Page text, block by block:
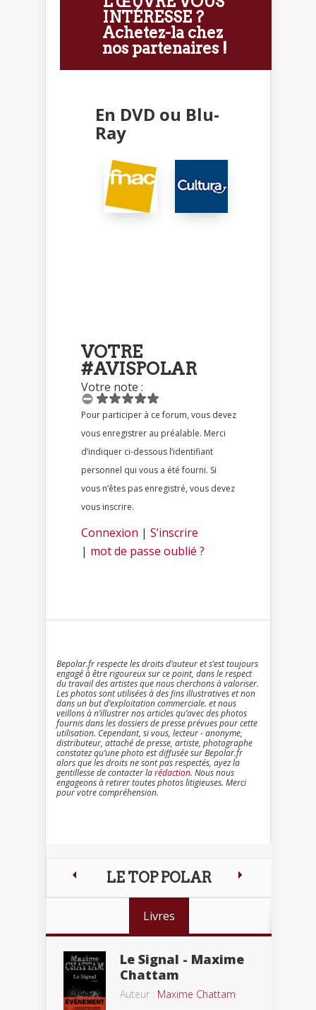
INTÉRESSE ?
Achetez-la chez
nos partenaires !
En DVD ou Blu-
Ray
VOTRE
#AVISPOLAR
Votre note :
Pour participer à ce forum, vous devez
vous enregistrer au préalable. Merci
d’indiquer ci-dessous l’identifiant
personnel qui vous a été fourni. Si
vous n’êtes pas enregistré, vous devez
vous inscrire.
Connexion | S’inscrire
| mot de passe oublié ?
Bepolar.fr respecte les droits d’auteur et s’est toujours
engagé à être rigoureux sur ce point, dans le respect
du travail des artistes que nous cherchons à valoriser.
Les photos sont utilisées à des fins illustratives et non
dans un but d’exploitation commerciale. et nous
veillons à n’illustrer nos articles qu’avec des photos
fournis dans les dossiers de presse prévues pour cette
utilisation. Cependant, si vous, lecteur - anonyme,
distributeur, attaché de presse, artiste, photographe
constatez qu’une photo est diffusée sur Bepolar.fr
alors que les droits ne sont pas respectés, ayez la
gentillesse de contacter larédaction. Nous nous
engageons à retirer toutes photos litigieuses. Merci
pour votre compréhension.
LE TOP POLAR
Livres
Le Signal - Maxime
Chattam
Auteur : Maxime Chattam